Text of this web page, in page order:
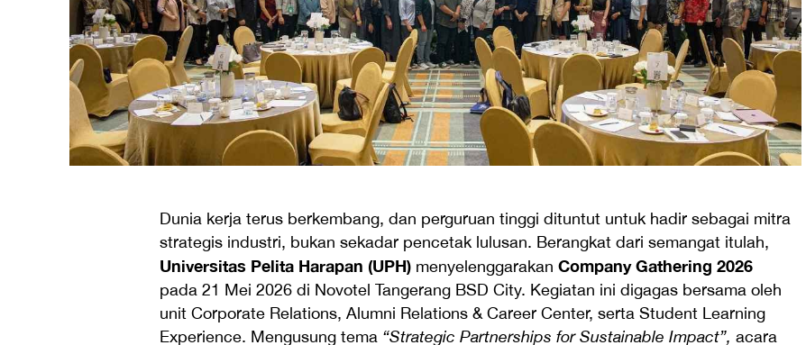
Dunia kerja terus berkembang, dan perguruan tinggi dituntut untuk hadir sebagai mitra
strategis industri, bukan sekadar pencetak lulusan. Berangkat dari semangat itulah,
Universitas Pelita Harapan (UPH) menyelenggarakan Company Gathering 2026
pada 21 Mei 2026 di Novotel Tangerang BSD City. Kegiatan ini digagas bersama oleh
unit Corporate Relations, Alumni Relations & Career Center, serta Student Learning
Experience. Mengusung tema “Strategic Partnerships for Sustainable Impact”, acara